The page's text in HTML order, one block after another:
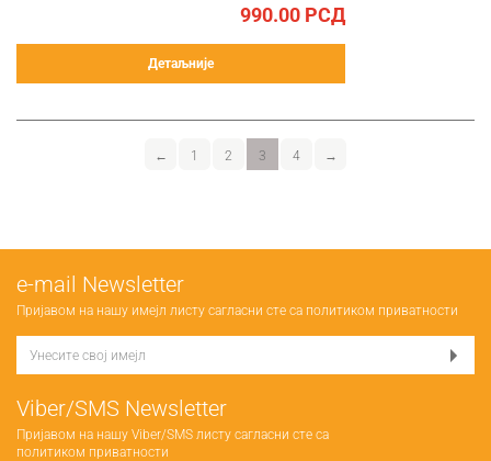
990.00 РСД
Детаљније
← 1 2 3 4 →
е-mail Newsletter
Пријавом на нашу имејл листу сагласни сте са политиком приватности
Viber/SMS Newsletter
Пријавом на нашу Viber/SMS листу сагласни сте са
политиком приватности